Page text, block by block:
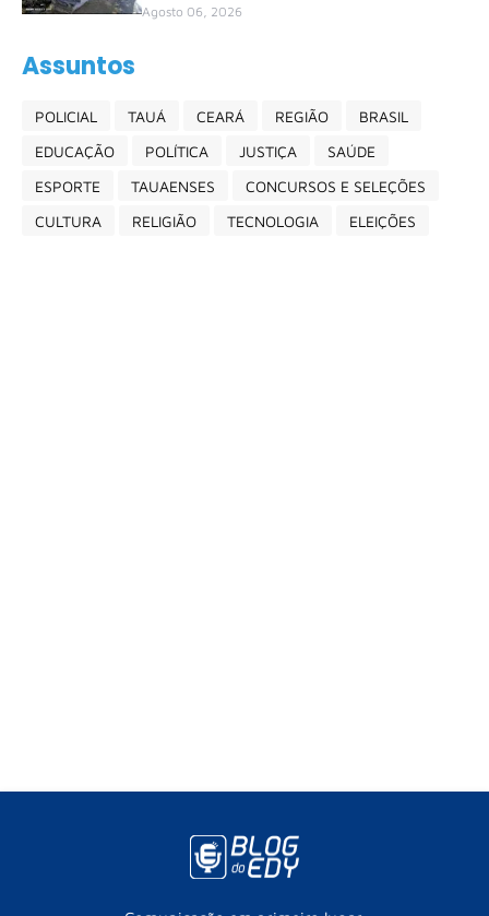
Agosto 06, 2026
Assuntos
POLICIAL TAUÁ CEARÁ REGIÃO
BRASIL
EDUCAÇÃO
POLÍTICA JUSTIÇA
SAÚDE
ESPORTE
TAUAENSES
CONCURSOS E SELEÇÕES
CULTURA
RELIGIÃO TECNOLOGIA ELEIÇÕES